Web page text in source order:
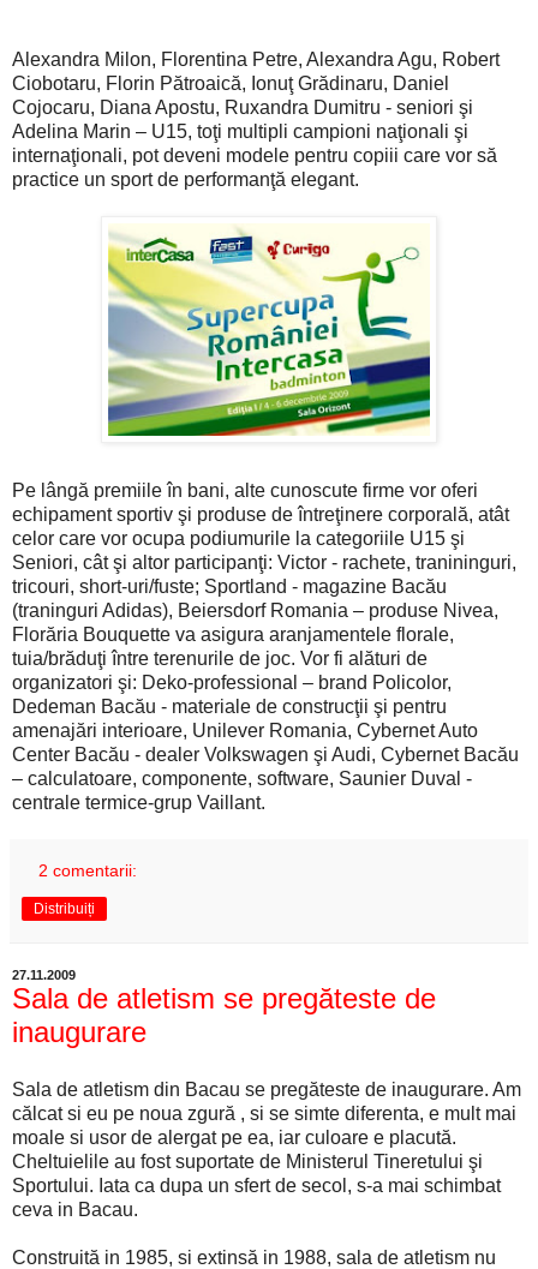
Alexandra Milon, Florentina Petre, Alexandra Agu, Robert
Ciobotaru, Florin Pătroaică, Ionuţ Grădinaru, Daniel
Cojocaru, Diana Apostu, Ruxandra Dumitru - seniori şi
Adelina Marin – U15, toţi multipli campioni naţionali şi
internaţionali, pot deveni modele pentru copiii care vor să
practice un sport de performanţă elegant.
Pe lângă premiile în bani, alte cunoscute firme vor oferi
echipament sportiv şi produse de întreţinere corporală, atât
celor care vor ocupa podiumurile la categoriile U15 şi
Seniori, cât şi altor participanţi: Victor - rachete, tranininguri,
tricouri, short-uri/fuste; Sportland - magazine Bacău
(traninguri Adidas), Beiersdorf Romania – produse Nivea,
Florăria Bouquette va asigura aranjamentele florale,
tuia/brăduţi între terenurile de joc. Vor fi alături de
organizatori şi: Deko-professional – brand Policolor,
Dedeman Bacău - materiale de construcţii şi pentru
amenajări interioare, Unilever Romania, Cybernet Auto
Center Bacău - dealer Volkswagen şi Audi, Cybernet Bacău
– calculatoare, componente, software, Saunier Duval -
centrale termice-grup Vaillant.
2 comentarii:
Distribuiți
27.11.2009
Sala de atletism se pregăteste de
inaugurare
Sala de atletism din Bacau se pregăteste de inaugurare. Am
călcat si eu pe noua zgură , si se simte diferenta, e mult mai
moale si usor de alergat pe ea, iar culoare e placută.
Cheltuielile au fost suportate de Ministerul Tineretului şi
Sportului. Iata ca dupa un sfert de secol, s-a mai schimbat
ceva in Bacau.
Construită in 1985, si extinsă in 1988, sala de atletism nu